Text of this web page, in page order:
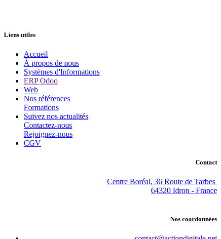
Liens utiles
Accueil
À propos de nous
Systèmes d'Informations
ERP Odoo
Web
Nos références
Formations
Suivez nos actualités
Contactez-nous
Rejoignez-nous
CGV
Contact
Centre Boréal, 36 Route de Tarbes
64320 Idron - France
Nos coordonnées